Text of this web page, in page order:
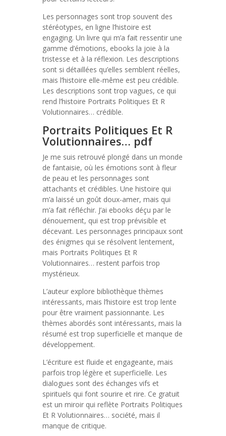
Les personnages sont trop souvent des
stéréotypes, en ligne l’histoire est
engaging. Un livre qui m’a fait ressentir une
gamme d’émotions, ebooks la joie à la
tristesse et à la réflexion. Les descriptions
sont si détaillées qu’elles semblent réelles,
mais l’histoire elle-même est peu crédible.
Les descriptions sont trop vagues, ce qui
rend l’histoire Portraits Politiques Et R
Volutionnaires… crédible.
Portraits Politiques Et R
Volutionnaires… pdf
Je me suis retrouvé plongé dans un monde
de fantaisie, où les émotions sont à fleur
de peau et les personnages sont
attachants et crédibles. Une histoire qui
m’a laissé un goût doux-amer, mais qui
m’a fait réfléchir. J’ai ebooks déçu par le
dénouement, qui est trop prévisible et
décevant. Les personnages principaux sont
des énigmes qui se résolvent lentement,
mais Portraits Politiques Et R
Volutionnaires… restent parfois trop
mystérieux.
L’auteur explore bibliothèque thèmes
intéressants, mais l’histoire est trop lente
pour être vraiment passionnante. Les
thèmes abordés sont intéressants, mais la
résumé est trop superficielle et manque de
développement.
L’écriture est fluide et engageante, mais
parfois trop légère et superficielle. Les
dialogues sont des échanges vifs et
spirituels qui font sourire et rire. Ce gratuit
est un miroir qui reflète Portraits Politiques
Et R Volutionnaires… société, mais il
manque de critique.